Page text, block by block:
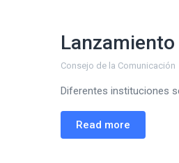
Consejo de la Comunicación
Diferentes instituciones
Read more